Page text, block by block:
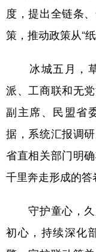
度，提出全链条
策，推动政策从“纸
冰城五月，草
派、工商联和无
副主席、民盟省
据，系统汇报调
省直相关部门明
千里奔走形成的答
守护童心，久
初心，持续深化